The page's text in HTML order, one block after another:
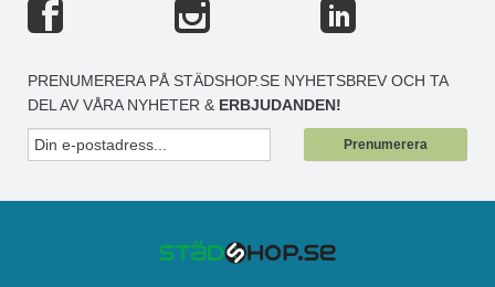
PRENUMERERA PÅ STÄDSHOP.SE NYHETSBREV OCH TA
DEL AV VÅRA NYHETER & ERBJUDANDEN!
Prenumerera